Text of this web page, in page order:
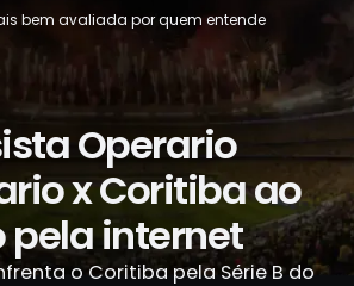
bem avaliada por quem entende
usuários já se livraram da TV a cabo
Operario
x Coritiba ao
pela internet
o Coritiba pela Série B do